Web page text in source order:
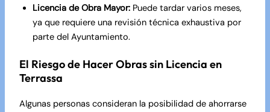
Licencia de Obra Mayor:Puede tardar varios meses,
ya que requiere una revisión técnica exhaustiva por
parte del Ayuntamiento.
El Riesgo de Hacer Obras sin Licencia en
Terrassa
Algunas personas consideran la posibilidad de ahorrarse